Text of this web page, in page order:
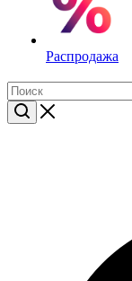
Распродажа